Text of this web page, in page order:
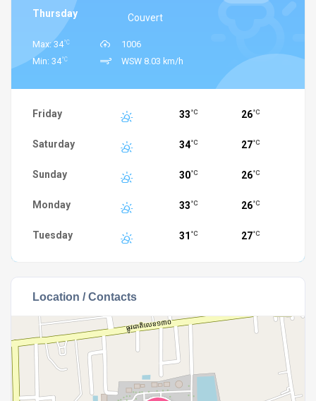
Couvert
Thursday
Max: 34°C
Min: 34°C
1006
WSW 8.03 km/h
Friday 33 °C 26°C
Saturday 34°C 27°C
Sunday 30°C 26°C
Monday 33 °C 26°C
Tuesday 31 °C 27°C
Location / Contacts